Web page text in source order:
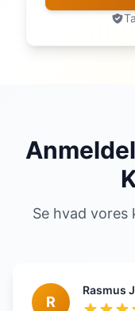
Se hvad vores
R
Rasmus J